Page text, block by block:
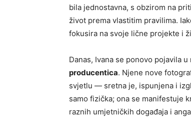
bila jednostavna, s obzirom na
život prema vlastitim pravilima.
fokusira na svoje lične projekte i
Danas, Ivana se ponovo pojavila
producentica. Njene nove
svjetlu — sretna je, ispunjena i
samo fizička; ona se manifestuje
raznih umjetničkih događaja i